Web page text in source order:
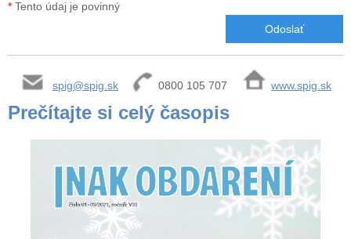
* Tento údaj je povinný
spig@spig.sk 0800 105 707 www.spig.sk
Prečítajte si celý časopis